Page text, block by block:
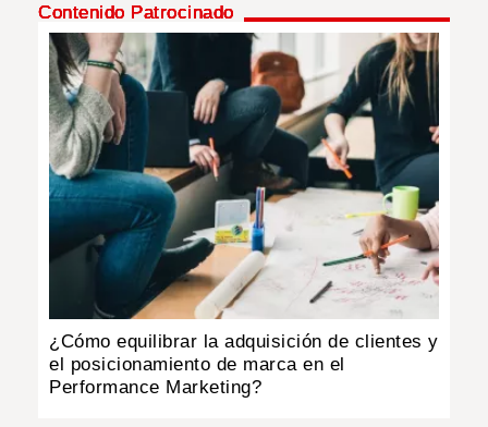
Contenido Patrocinado
¿Cómo equilibrar la adquisición de clientes y
el posicionamiento de marca en el
Performance Marketing?